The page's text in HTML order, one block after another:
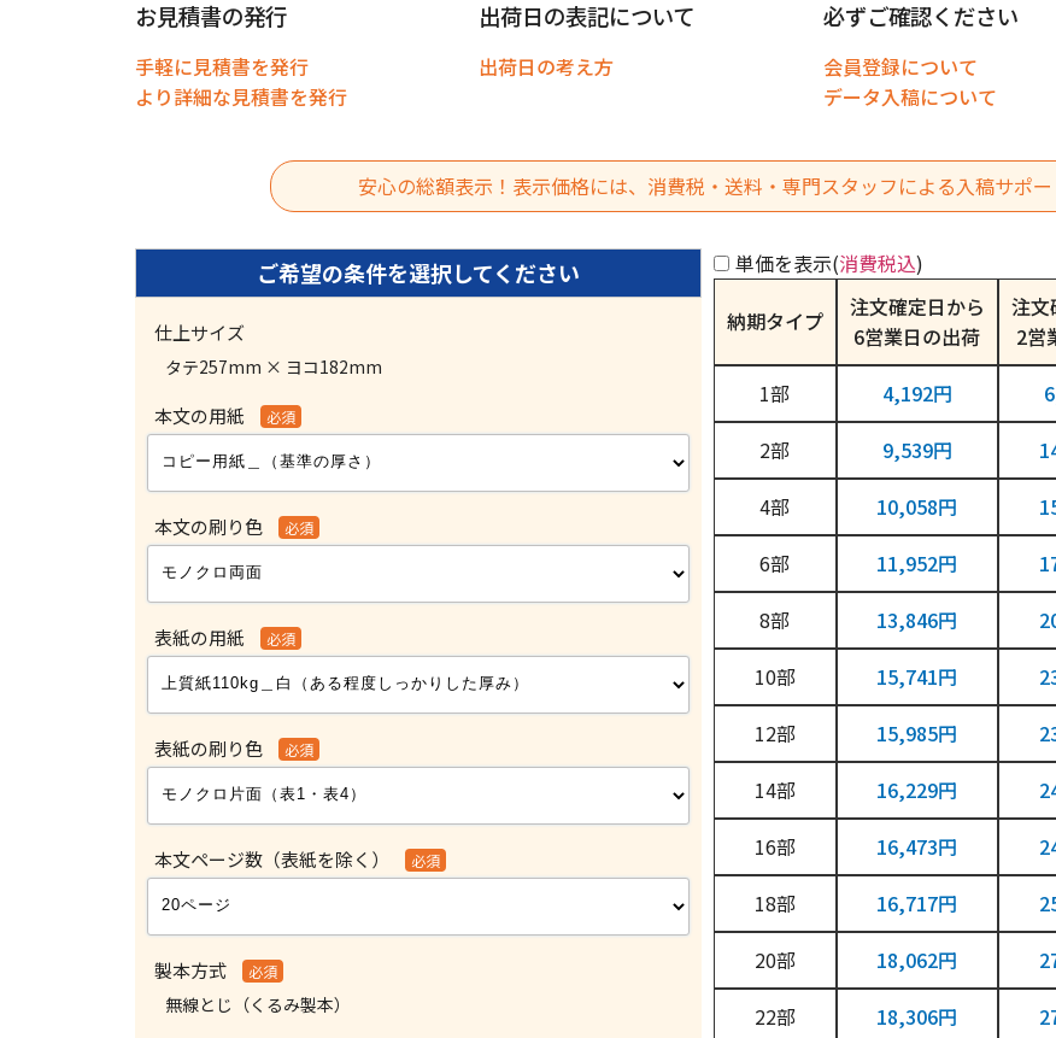
お見積書の発行
手軽に見積書を発行
より詳細な見積書を発行
出荷日の表記について
出荷日の考え方
必ずご確認ください
会員登録について
データ入稿について
安心の総額表示！表示価格には、消費税・送料・専門スタッフによる入稿サポー
仕上サイズ
タテ257mm × ヨコ182mm
本文の用紙 必須
本文の刷り色 必須
表紙の用紙 必須
表紙の刷り色 必須
本文ページ数（表紙を除く） 必須
製本方式 必須
無線とじ（くるみ製本）
単価を表示(消費税込)
納期タイプ
注文確定日から
6営業日
注文
2営
1
4,192円
2
9,539円
4
10,058円
6
11,952円
8
13,846円
10
15,741円
12
15,985円
14
16,229円
16
16,473円
18
16,717円
20
18,062円
22
18,306円